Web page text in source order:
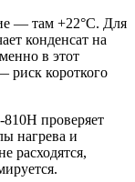
— там +22°C. Для
конденсат на
в этот
риск короткого
проверяет
нагрева и
расходятся,